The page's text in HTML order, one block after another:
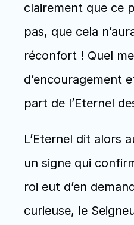
clairement que ce
pas, que cela
réconfort ! Quel
d’encouragement
part de l’Eternel
L’Eternel dit alors
un signe qui
roi eut d’en
curieuse, le